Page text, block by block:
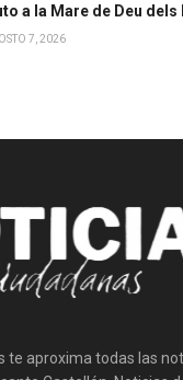
a la Mare de Deu dels
7, 2026
te aproxima todas las